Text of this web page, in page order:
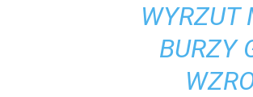
WYRZUT
BURZY